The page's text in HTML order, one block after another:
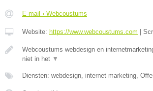
E-mail › Webcoustums
Website: https://www.webcoustums.com
Webcoustums webdesign en
niet in het ▼
Diensten: webdesign, internet marketing,